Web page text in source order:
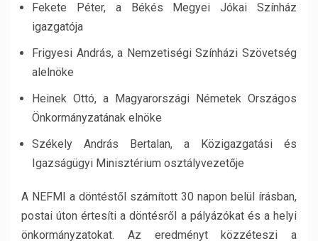
Fekete Péter, a Békés Megyei Jókai Színház
igazgatója
Frigyesi András, a Nemzetiségi Színházi Szövetség
alelnöke
Heinek Ottó, a Magyarországi Németek Országos
Önkormányzatának elnöke
Székely András Bertalan, a Közigazgatási és
Igazságügyi Minisztérium osztályvezetője
A NEFMI a döntéstől számított 30 napon belül írásban,
postai úton értesíti a döntésről a pályázókat és a helyi
önkormányzatokat. Az eredményt közzéteszi a